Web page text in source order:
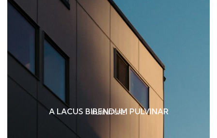
FURNITURE
A LACUS BIBENDUM PULVINAR